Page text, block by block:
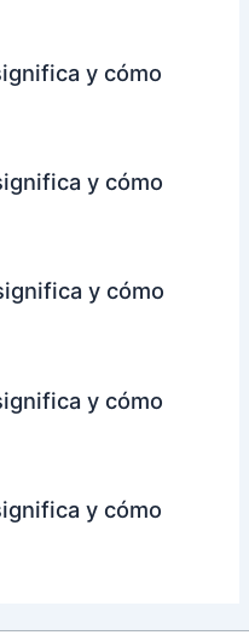
y cómo
y cómo
y cómo
y cómo
y cómo